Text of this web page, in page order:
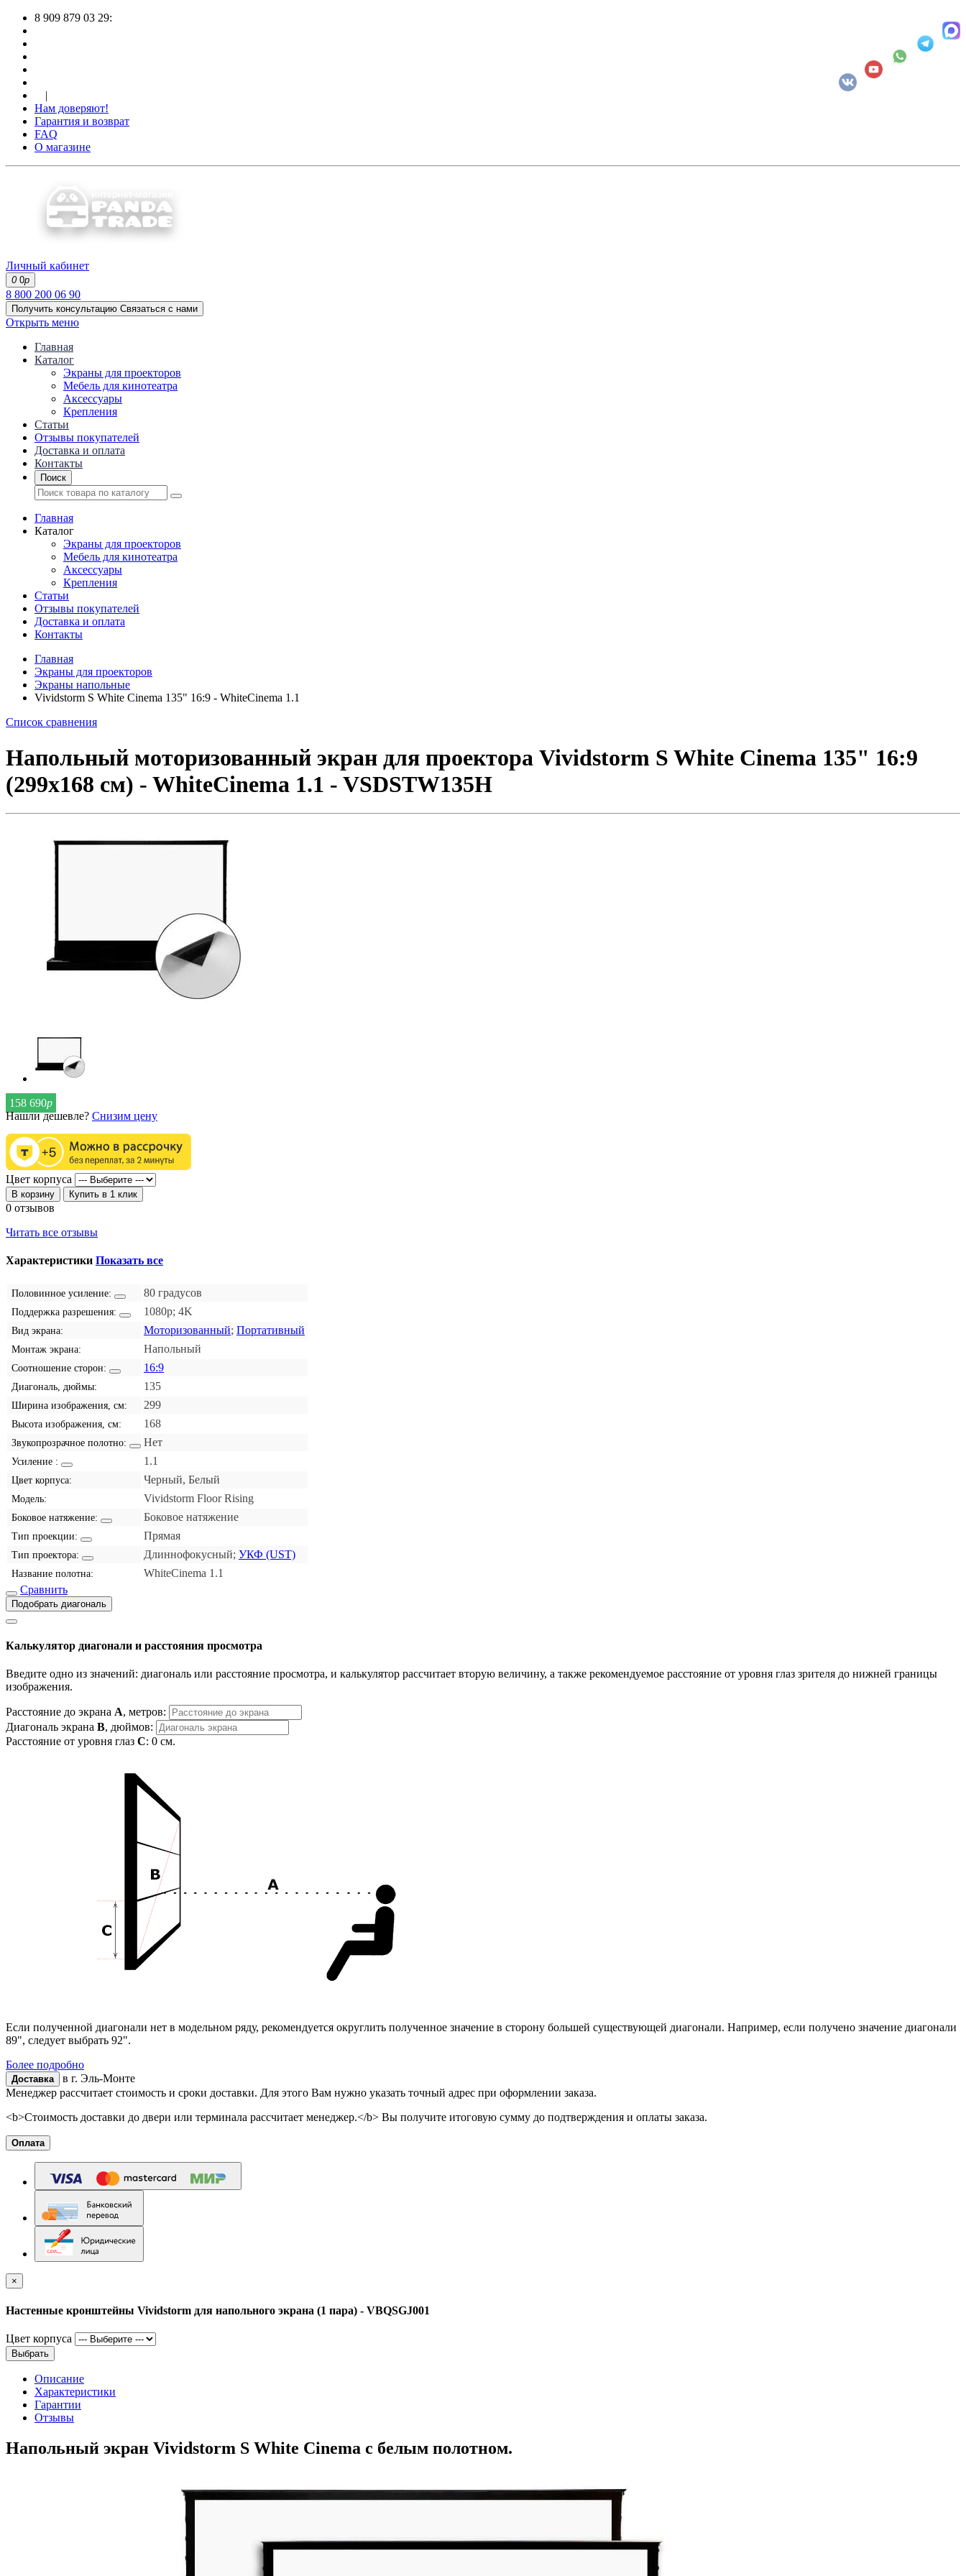
8 909 879 03 29:
|
Нам доверяют!
Гарантия и возврат
FAQ
О магазине
Личный кабинет
0 0р
8 800 200 06 90
Получить консультацию Связаться с нами
Открыть меню
Главная
Каталог
Экраны для проекторов
Mебель для кинотеатра
Аксессуары
Крепления
Статьи
Отзывы покупателей
Доставка и оплата
Контакты
Поиск
Главная
Каталог
Экраны для проекторов
Mебель для кинотеатра
Аксессуары
Крепления
Статьи
Отзывы покупателей
Доставка и оплата
Контакты
Главная
Экраны для проекторов
Экраны напольные
Vividstorm S White Cinema 135" 16:9 - WhiteCinema 1.1
Список сравнения
Напольный моторизованный экран для проектора Vividstorm S White Cinema 135" 16:9
(299x168 см) - WhiteCinema 1.1 - VSDSTW135H
158 690р
Нашли дешевле? Снизим цену
Цвет корпуса
В корзину Купить в 1 клик
0 отзывов
Читать все отзывы
Характеристики Показать все
Половинное усиление: 80 градусов
Поддержка разрешения: 1080p; 4K
Вид экрана: Моторизованный; Портативный
Монтаж экрана: Напольный
Соотношение сторон: 16:9
Диагональ, дюймы: 135
Ширина изображения, см: 299
Высота изображения, см: 168
Звукопрозрачное полотно: Нет
Усиление : 1.1
Цвет корпуса: Черный, Белый
Модель: Vividstorm Floor Rising
Боковое натяжение: Боковое натяжение
Тип проекции: Прямая
Тип проектора: Длиннофокусный; УКФ (UST)
Название полотна:
WhiteCinema 1.1
Сравнить
Подобрать диагональ
Калькулятор диагонали и расстояния просмотра
Введите одно из значений: диагональ или расстояние просмотра, и калькулятор рассчитает вторую величину, а также рекомендуемое расстояние от уровня глаз зрителя до нижней границы
изображения.
Расстояние до экрана A, метров:
Диагональ экрана B, дюймов:
Расстояние от уровня глаз C: 0 см.
Если полученной диагонали нет в модельном ряду, рекомендуется округлить полученное значение в сторону большей существующей диагонали. Например, если получено значение диагонали
89", следует выбрать 92".
Более подробно
Доставка в г. Эль-Монте
Менеджер рассчитает стоимость и сроки доставки. Для этого Вам нужно указать точный адрес при оформлении заказа.
<b>Стоимость доставки до двери или терминала рассчитает менеджер.</b> Вы получите итоговую сумму до подтверждения и оплаты заказа.
Оплата
×
Настенные кронштейны Vividstorm для напольного экрана (1 пара) - VBQSGJ001
Цвет корпуса
Выбрать
Описание
Характеристики
Гарантии
Отзывы
Напольный экран Vividstorm S White Cinema с белым полотном.